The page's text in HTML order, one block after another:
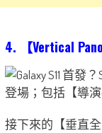
4. 【Vertical
接下來的【垂直